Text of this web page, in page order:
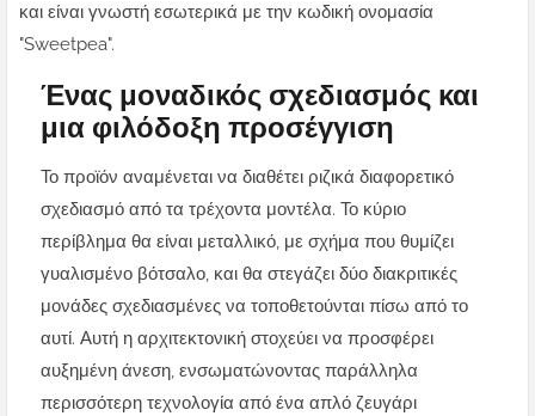
και είναι γνωστή εσωτερικά με την κωδική ονομασία
"Sweetpea".
Ένας μοναδικός σχεδιασμός και
μια φιλόδοξη προσέγγιση
Το προϊόν αναμένεται να διαθέτει ριζικά διαφορετικό
σχεδιασμό από τα τρέχοντα μοντέλα. Το κύριο
περίβλημα θα είναι μεταλλικό, με σχήμα που θυμίζει
γυαλισμένο βότσαλο, και θα στεγάζει δύο διακριτικές
μονάδες σχεδιασμένες να τοποθετούνται πίσω από το
αυτί. Αυτή η αρχιτεκτονική στοχεύει να προσφέρει
αυξημένη άνεση, ενσωματώνοντας παράλληλα
περισσότερη τεχνολογία από ένα απλό ζευγάρι